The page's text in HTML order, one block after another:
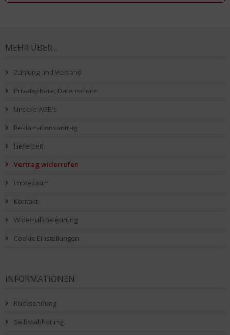
MEHR ÜBER...
Zahlung und Versand
Privatsphäre, Datenschutz
Unsere AGB's
Reklamationsantrag
Lieferzeit
Vertrag widerrufen
Impressum
Kontakt
Widerrufsbelehrung
Cookie Einstellungen
INFORMATIONEN
Rücksendung
Selbstabholung